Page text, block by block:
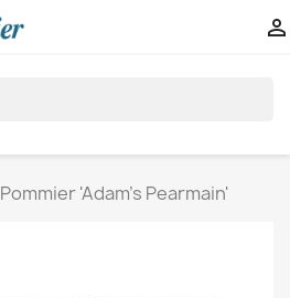

Pommier 'Adam's Pearmain'